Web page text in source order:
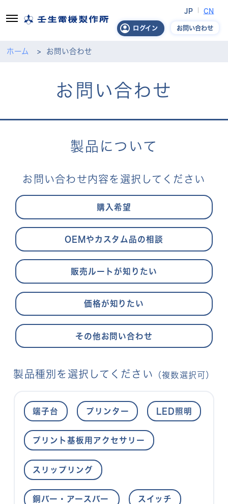
ログイン
JP CN
お問い合わせ
ホーム お問い合わせ
お問い合わせ
製品について
お問い合わせ内容を選択してください
購入希望
OEMやカスタム品の相談
販売ルートが知りたい
価格が知りたい
その他お問い合わせ
製品種別を選択してください （複数選択可）
端子台 プリンター LED照明
プリント基板用アクセサリー
スリップリング
銅バー・アースバー スイッチ